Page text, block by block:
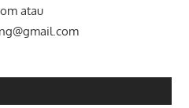
atau